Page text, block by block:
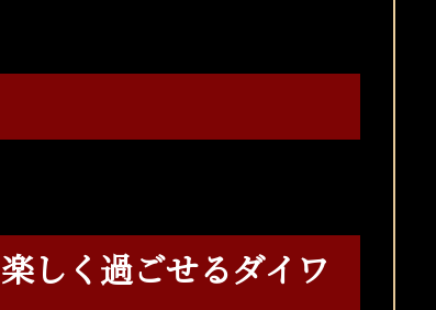
しく過ごせるダイワ